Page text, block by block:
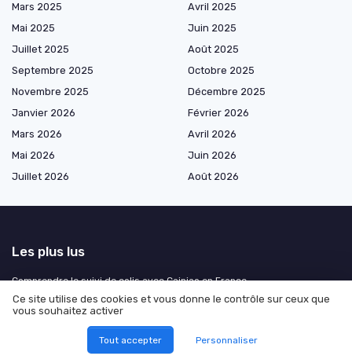
Mars 2025
Avril 2025
Mai 2025
Juin 2025
Juillet 2025
Août 2025
Septembre 2025
Octobre 2025
Novembre 2025
Décembre 2025
Janvier 2026
Février 2026
Mars 2026
Avril 2026
Mai 2026
Juin 2026
Juillet 2026
Août 2026
Les plus lus
Comprendre le suivi de colis avec Cainiao en France
Quand les formalités d’importation sont en cours sur votre envoi :
comprendre et maîtriser chaque étape
Comment se préparer efficacement à l'examen fimo pour le transport de
Ce site utilise des cookies et vous donne le contrôle sur ceux que
vous souhaitez activer
Tout accepter Personnaliser